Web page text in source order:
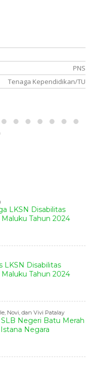
PNS
Tenaga Kependidikan/TU
LKSN Disabilitas
Tahun 2024
LKSN Disabilitas
Tahun 2024
Novi, dan Vivi Patalay
Negeri Batu Merah
Negara